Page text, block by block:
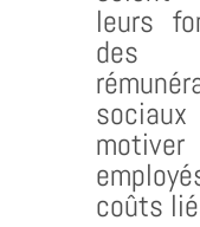
leurs
des
coûts